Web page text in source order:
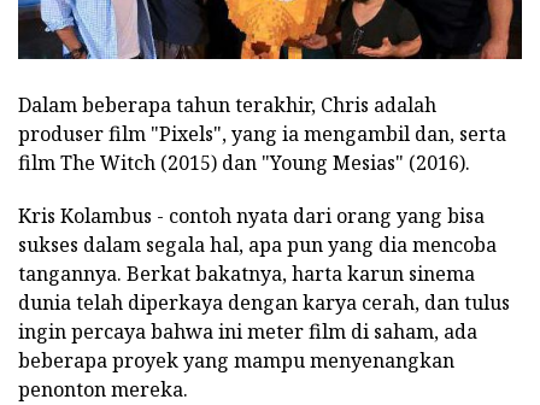
Dalam beberapa tahun terakhir, Chris adalah
produser film "Pixels", yang ia mengambil dan, serta
film The Witch (2015) dan "Young Mesias" (2016).
Kris Kolambus - contoh nyata dari orang yang bisa
sukses dalam segala hal, apa pun yang dia mencoba
tangannya. Berkat bakatnya, harta karun sinema
dunia telah diperkaya dengan karya cerah, dan tulus
ingin percaya bahwa ini meter film di saham, ada
beberapa proyek yang mampu menyenangkan
penonton mereka.